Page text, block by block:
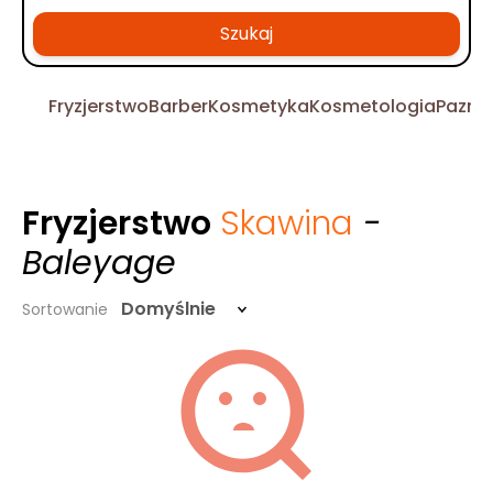
Szukaj
FryzjerstwoBarberKosmetykaKosmetologia
Fryzjerstwo Skawina -
Baleyage
Sortowanie Domyślnie